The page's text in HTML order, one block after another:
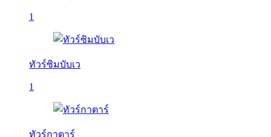
1
ทัวร์ซิมบับเว
1
ทัวร์กาตาร์